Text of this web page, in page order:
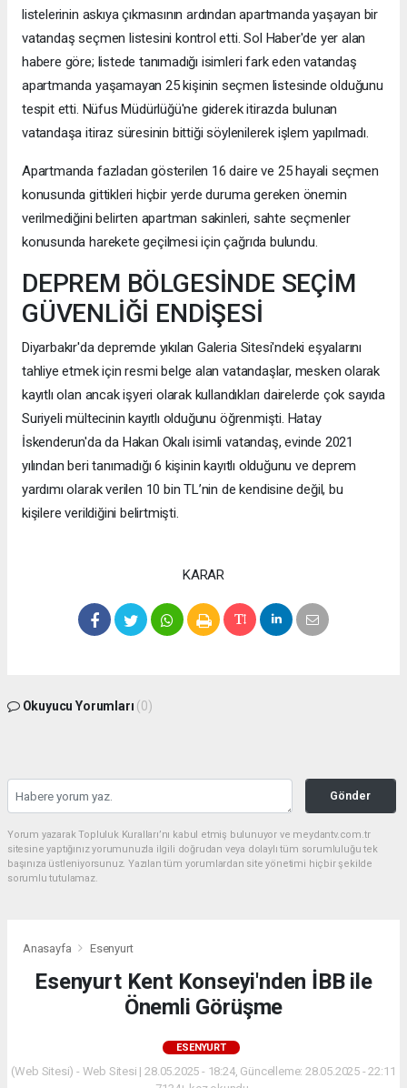
listelerinin askıya çıkmasının ardından apartmanda yaşayan bir
vatandaş seçmen listesini kontrol etti. Sol Haber'de yer alan
habere göre; listede tanımadığı isimleri fark eden vatandaş
apartmanda yaşamayan 25 kişinin seçmen listesinde olduğunu
tespit etti. Nüfus Müdürlüğü'ne giderek itirazda bulunan
vatandaşa itiraz süresinin bittiği söylenilerek işlem yapılmadı.
Apartmanda fazladan gösterilen 16 daire ve 25 hayali seçmen
konusunda gittikleri hiçbir yerde duruma gereken önemin
verilmediğini belirten apartman sakinleri, sahte seçmenler
konusunda harekete geçilmesi için çağrıda bulundu.
DEPREM BÖLGESİNDE SEÇİM
GÜVENLİĞİ ENDİŞESİ
Diyarbakır'da depremde yıkılan Galeria Sitesi'ndeki eşyalarını
tahliye etmek için resmi belge alan vatandaşlar, mesken olarak
kayıtlı olan ancak işyeri olarak kullandıkları dairelerde çok sayıda
Suriyeli mültecinin kayıtlı olduğunu öğrenmişti. Hatay
İskenderun'da da Hakan Okalı isimli vatandaş, evinde 2021
yılından beri tanımadığı 6 kişinin kayıtlı olduğunu ve deprem
yardımı olarak verilen 10 bin TL’nin de kendisine değil, bu
kişilere verildiğini belirtmişti.
KARAR
Okuyucu Yorumları (0)
Gönder
Yorum yazarak Topluluk Kuralları’nı kabul etmiş bulunuyor ve meydantv.com.tr
sitesine yaptığınız yorumunuzla ilgili doğrudan veya dolaylı tüm sorumluluğu tek
başınıza üstleniyorsunuz. Yazılan tüm yorumlardan site yönetimi hiçbir şekilde
sorumlu tutulamaz.
Anasayfa Esenyurt
Esenyurt Kent Konseyi'nden İBB ile
Önemli Görüşme
ESENYURT
(Web Sitesi) - Web Sitesi | 28.05.2025 - 18:24, Güncelleme: 28.05.2025 - 22:11